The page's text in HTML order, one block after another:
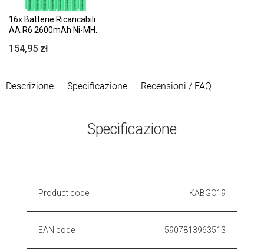
16x Batterie Ricaricabili
AA R6 2600mAh Ni-MH..
154,95 zł
Descrizione Specificazione Recensioni / FAQ
Specificazione
Product code KABGC19
EAN code 5907813963513